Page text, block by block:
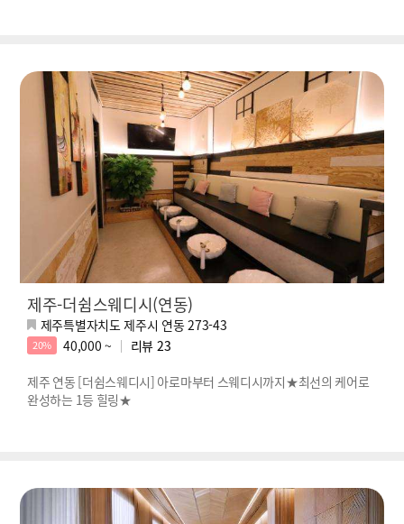
제주-더쉼스웨디시(연동)
제주특별자치도 제주시 연동 273-43
20% 40,000 ~ 리뷰 23
제주 연동 [더쉼스웨디시] 아로마부터 스웨디시까지★최선의 케어로
완성하는 1등 힐링★